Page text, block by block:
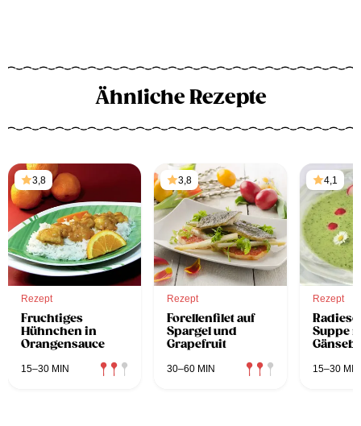
Ähnliche Rezepte
3,8
Rezept
Fruchtiges
Hühnchen in
Orangensauce
15–30 MIN
3,8
Rezept
Forellenfilet auf
Spargel und
Grapefruit
30–60 MIN
4,1
Rezept
Suppe
15–30 MIN